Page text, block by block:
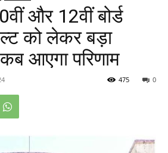
और 12वीं बोर्ड
को लेकर बड़ा
आएगा परिणाम
0
475